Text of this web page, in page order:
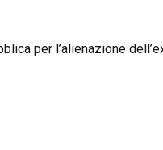
per l’alienazione